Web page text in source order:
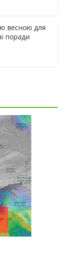
весною для
поради